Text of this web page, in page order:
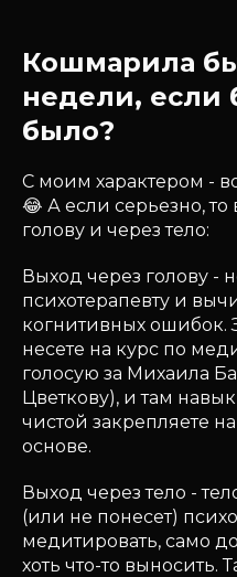
Кошмарила
недели, если
было?
С моим характером -
😂 А если серьезно,
голову и через тело:
Выход через голову -
психотерапевту и
когнитивных ошибок.
несете на курс по
голосую за Михаила
Цветкову), и там
чистой закрепляете
основе.
Выход через тело -
(или не понесет)
медитировать, само
хоть что-то выносить.